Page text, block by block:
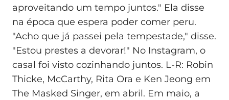
aproveitando um tempo juntos." Ela disse
na época que espera poder comer peru.
"Acho que já passei pela tempestade," disse.
"Estou prestes a devorar!" No Instagram, o
casal foi visto cozinhando juntos. L-R: Robin
Thicke, McCarthy, Rita Ora e Ken Jeong em
The Masked Singer, em abril. Em maio, a